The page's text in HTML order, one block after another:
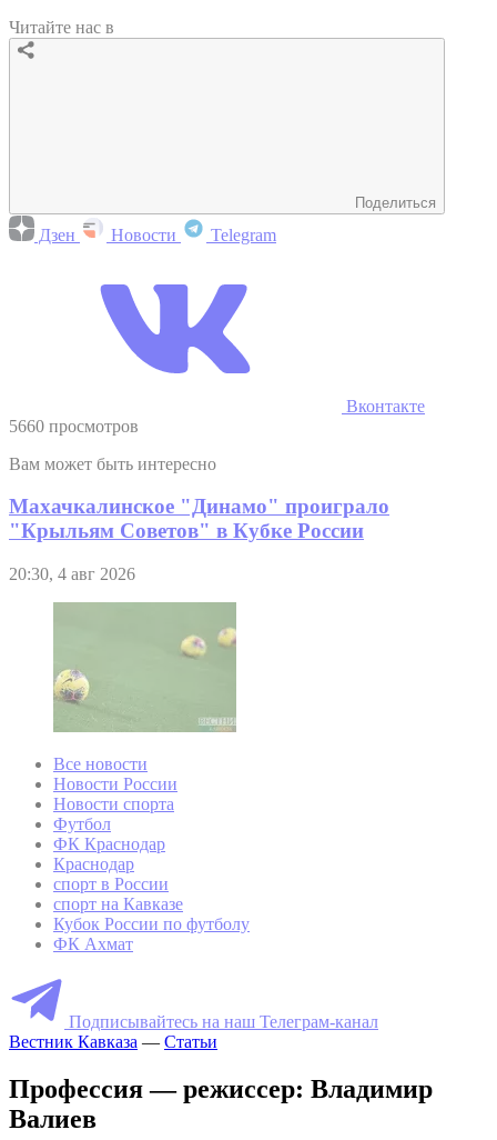
Читайте нас в
Поделиться
Дзен Новости Telegram
Вконтакте
5660 просмотров
Вам может быть интересно
Махачкалинское "Динамо" проиграло
"Крыльям Советов" в Кубке России
20:30, 4 авг 2026
Все новости
Новости России
Новости спорта
Футбол
ФК Краснодар
Краснодар
спорт в России
спорт на Кавказе
Кубок России по футболу
ФК Ахмат
Подписывайтесь на наш Телеграм-канал
Вестник Кавказа — Статьи
Профессия — режиссер: Владимир
Валиев